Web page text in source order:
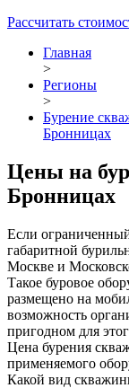
Рассчитать
Главная
>
Регионы
>
Бурение
Бронницах
Цены на
Бронницах
Если ограниченный
габаритной
Москве и
Такое буровое
размещено на
возможность
пригодном для
Цена бурения
применяемого
Какой вид